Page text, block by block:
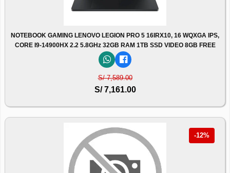
NOTEBOOK GAMING LENOVO LEGION PRO 5 16IRX10, 16 WQXGA IPS,
CORE I9-14900HX 2.2 5.8GHz 32GB RAM 1TB SSD VIDEO 8GB FREE
S/ 7,589.00
S/ 7,161.00
-12%